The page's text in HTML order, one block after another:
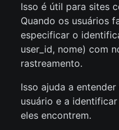
Isso é útil para sites
Quando os usuários
especificar o
user_id, nome) com
rastreamento.
Isso ajuda a
usuário e a
eles encontrem.